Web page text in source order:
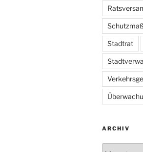
Stadtrat
ARCHIV